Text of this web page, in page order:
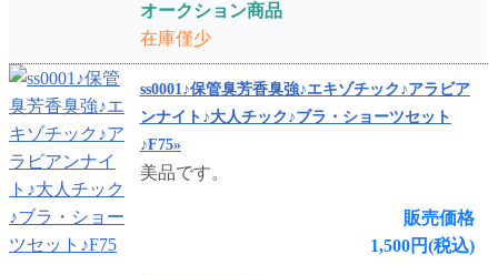
オークション商品
在庫僅少
ss0001♪保管臭芳香臭強♪エキゾチック♪アラビア
ンナイト♪大人チック♪ブラ・ショーツセット
♪F75»
美品です。
販売価格
1,500円(税込)